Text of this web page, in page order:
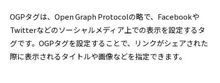
OGPタグは、Open Graph Protocolの略で、Facebookや
Twitterなどのソーシャルメディア上での表示を設定するタ
グです。OGPタグを設定することで、リンクがシェアされた
際に表示されるタイトルや画像などを指定できます。